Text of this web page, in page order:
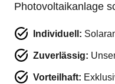
Photovoltaikanlage
Individuell:
Zuverlässig:
Vorteilhaft: